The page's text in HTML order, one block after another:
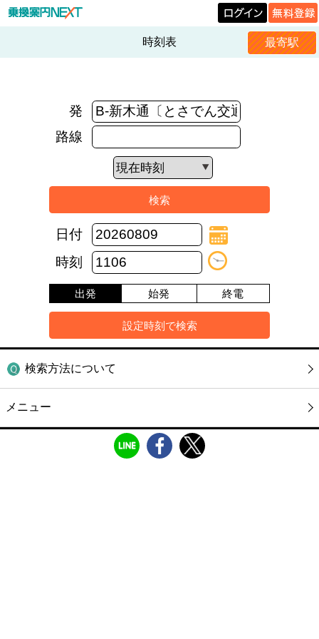
時刻表 最寄駅
発
路線
日付
時刻
出発 始発 終電
検索方法について
メニュー